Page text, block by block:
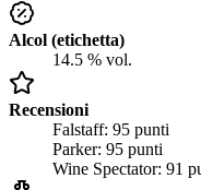
Alcol (etichetta)
14.5 % vol.
Recensioni
Falstaff: 95 punti
Parker: 95 punti
Wine Spectator: 91